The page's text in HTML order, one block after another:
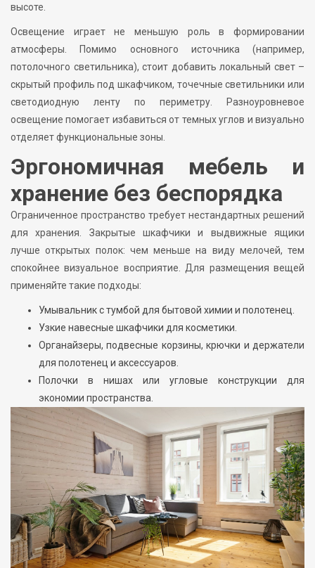
высоте.
Освещение играет не меньшую роль в формировании
атмосферы. Помимо основного источника (например,
потолочного светильника), стоит добавить локальный свет –
скрытый профиль под шкафчиком, точечные светильники или
светодиодную ленту по периметру. Разноуровневое
освещение помогает избавиться от темных углов и визуально
отделяет функциональные зоны.
Эргономичная мебель и
хранение без беспорядка
Ограниченное пространство требует нестандартных решений
для хранения. Закрытые шкафчики и выдвижные ящики
лучше открытых полок: чем меньше на виду мелочей, тем
спокойнее визуальное восприятие. Для размещения вещей
применяйте такие подходы:
Умывальник с тумбой для бытовой химии и полотенец.
Узкие навесные шкафчики для косметики.
Органайзеры, подвесные корзины, крючки и держатели
для полотенец и аксессуаров.
Полочки в нишах или угловые конструкции для
экономии пространства.